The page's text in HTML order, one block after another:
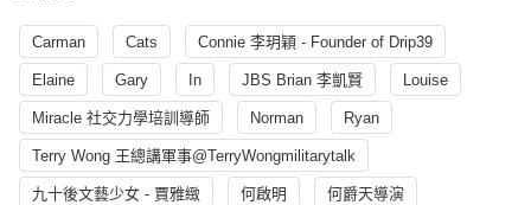
Carman Cats Connie 李玥穎 - Founder of Drip39
Elaine Gary In JBS Brian 李凱賢 Louise
Miracle 社交力學培訓導師 Norman Ryan
Terry Wong 王總講軍事@TerryWongmilitarytalk
九十後文藝少女 - 賈雅緻 何啟明 何爵天導演